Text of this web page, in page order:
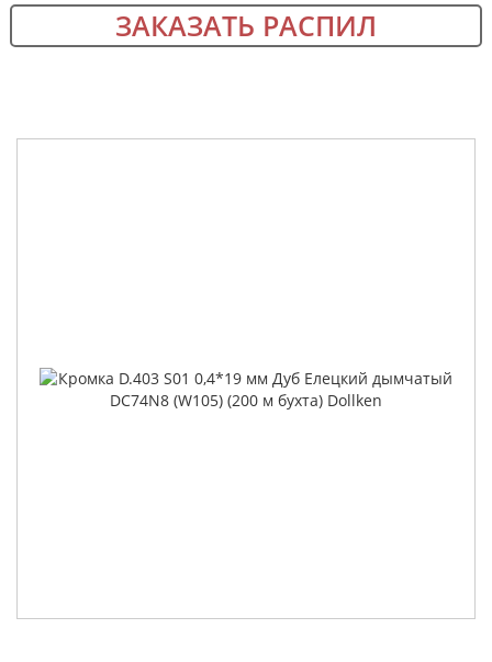
ЗАКАЗАТЬ РАСПИЛ